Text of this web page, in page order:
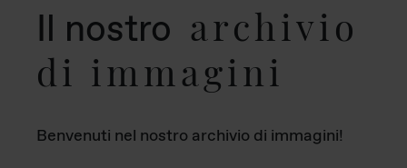
Il nostro archivio
di immagini
Benvenuti nel nostro archivio di immagini!